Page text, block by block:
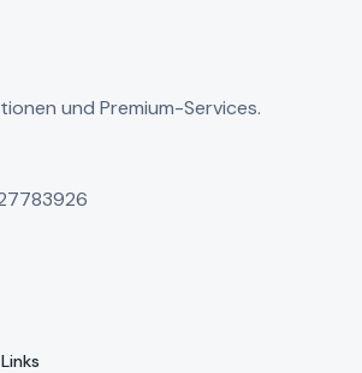
und Premium-Services.